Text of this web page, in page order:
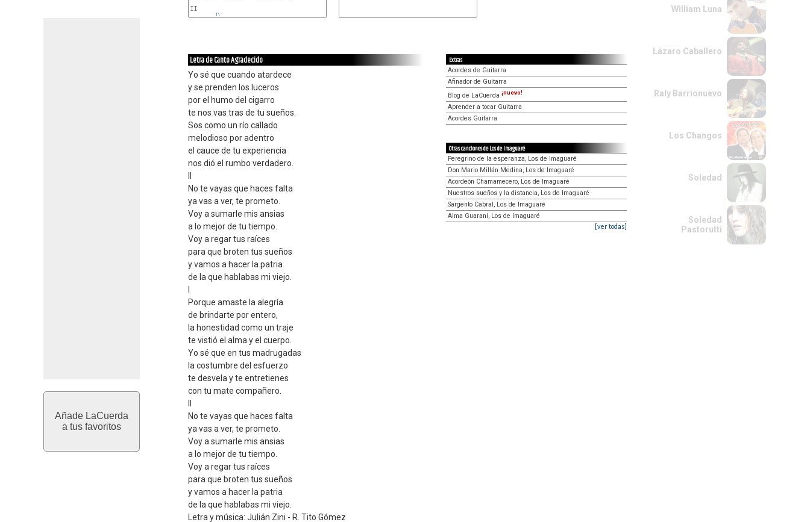
Añade LaCuerda
a tus favoritos
II
D
Letra de Canto Agradecido
Yo sé que cuando atardece
y se prenden los luceros
por el humo del cigarro
te nos vas tras de tu sueños.
Sos como un río callado
melodioso por adentro
el cauce de tu experiencia
nos dió el rumbo verdadero.
No te vayas que haces falta
ya vas a ver, te prometo.
Voy a sumarle mis ansias
a lo mejor de tu tiempo.
Voy a regar tus raíces
para que broten tus sueños
y vamos a hacer la patria
de la que hablabas mi viejo.
Porque amaste la alegría
de brindarte por entero,
la honestidad como un traje
te vistió el alma y el cuerpo.
Yo sé que en tus madrugadas
la costumbre del esfuerzo
te desvela y te entretienes
con tu mate compañero.
No te vayas que haces falta
ya vas a ver, te prometo.
Voy a sumarle mis ansias
a lo mejor de tu tiempo.
Voy a regar tus raíces
para que broten tus sueños
y vamos a hacer la patria
de la que hablabas mi viejo.
Letra y música: Julián Zini - R. Tito Gómez
Extras
Acordes de Guitarra
Afinador de Guitarra
Blog de LaCuerda ¡nuevo!
Aprender a tocar Guitarra
Acordes Guitarra
Otras canciones de Los de Imaguaré
Peregrino de la esperanza, Los de Imaguaré
Don Mario Millán Medina, Los de Imaguaré
Acordeón Chamamecero, Los de Imaguaré
Nuestros sueños y la distancia, Los de Imaguaré
Sargento Cabral, Los de Imaguaré
Alma Guaraní, Los de Imaguaré
[ver todas]
William Luna
Lázaro Caballero
Raly Barrionuevo
Los Changos
Soledad
Soledad
Pastorutti